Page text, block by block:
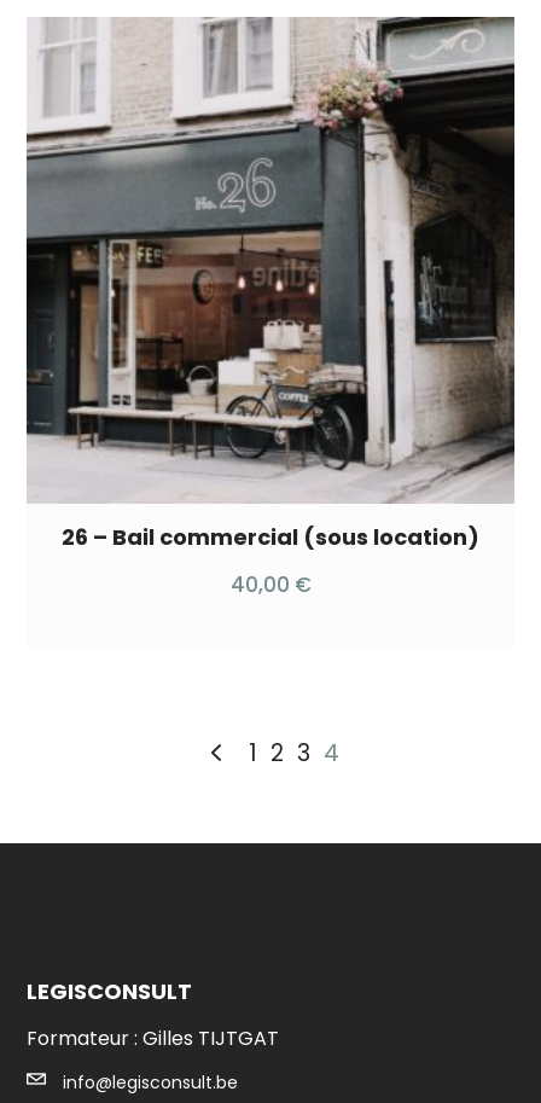
26 – Bail commercial (sous location)
40,00 €
1 2 3 4
LEGISCONSULT
Formateur : Gilles TIJTGAT
info@legisconsult.be